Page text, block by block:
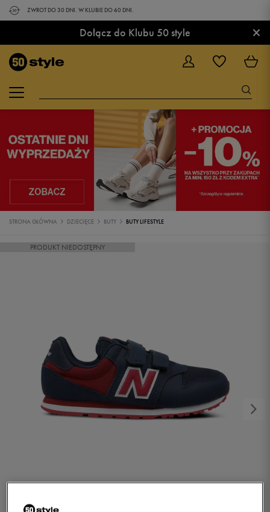
ZWROT DO 30 DNI. W KLUBIE DO 60 DNI.
Dołącz do Klubu 50 style ×
STRONA GŁÓWNA DZIECIĘCE BUTY BUTY LIFESTYLE
PRODUKT NIEDOSTĘPNY